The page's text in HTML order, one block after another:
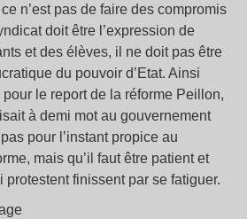
n’est pas de faire des compromis
doit être l’expression de
et des élèves, il ne doit pas être
du pouvoir d’Etat. Ainsi
le report de la réforme Peillon,
à demi mot au gouvernement
pour l’instant propice au
mais qu’il faut être patient et
protestent finissent par se fatiguer.